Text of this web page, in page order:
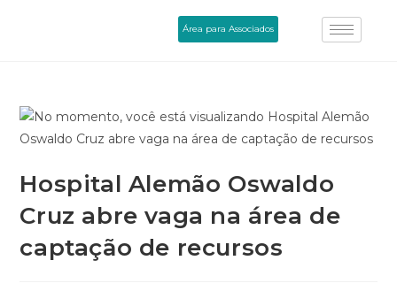
Área para Associados
Hospital Alemão Oswaldo
Cruz abre vaga na área de
captação de recursos